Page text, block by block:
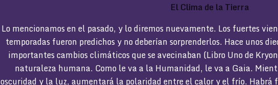
El Clima de la Tierra
Lo mencionamos en el pasado, y lo diremos nuevamente. Los fuertes
temporadas fueron predichos y no deberían sorprenderlos. Hace unos
importantes cambios climáticos que se avecinaban (Libro Uno de
naturaleza humana. Como le va a la Humanidad, le va a Gaia.
oscuridad y la luz, aumentará la polaridad entre el calor y el frío. Habrá